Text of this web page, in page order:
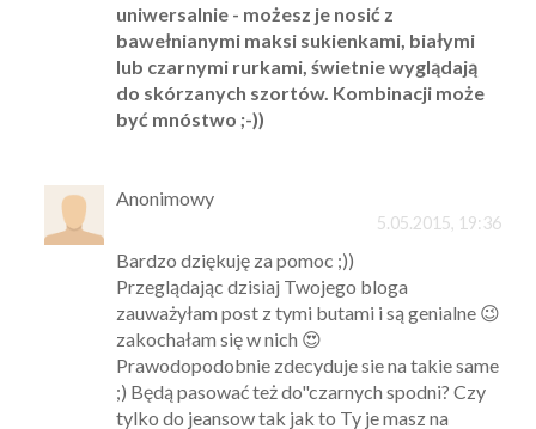
uniwersalnie - możesz je nosić z
bawełnianymi maksi sukienkami, białymi
lub czarnymi rurkami, świetnie wyglądają
do skórzanych szortów. Kombinacji może
być mnóstwo ;-))
Anonimowy
5.05.2015, 19:36
Bardzo dziękuję za pomoc ;))
Przeglądając dzisiaj Twojego bloga
zauważyłam post z tymi butami i są genialne 😉
zakochałam się w nich 😍
Prawodopodobnie zdecyduje sie na takie same
;) Będą pasować też do"czarnych spodni? Czy
tylko do jeansow tak jak to Ty je masz na